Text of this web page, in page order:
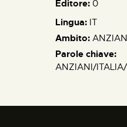
Editore: 0
Lingua: IT
Ambito:
Parole chiave:
ANZIANI/ITALIA/